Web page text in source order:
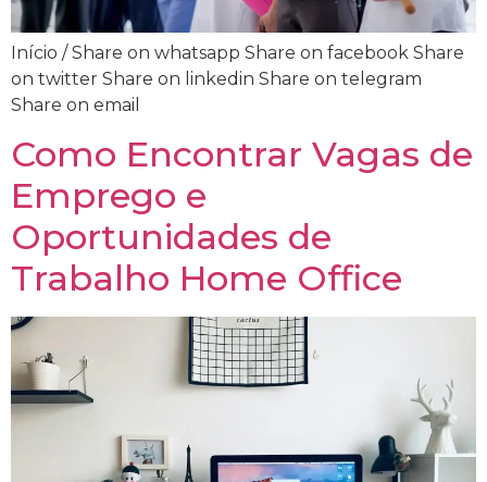
Início / Share on whatsapp Share on facebook Share
on twitter Share on linkedin Share on telegram
Share on email
Como Encontrar Vagas de
Emprego e
Oportunidades de
Trabalho Home Office